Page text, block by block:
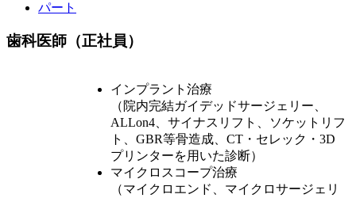
パート
歯科医師（正社員）
インプラント治療
（院内完結ガイデッドサージェリー、
ALLon4、サイナスリフト、ソケットリフ
ト、GBR等骨造成、CT・セレック・3D
プリンターを用いた診断）
マイクロスコープ治療
（マイクロエンド、マイクロサージェリ